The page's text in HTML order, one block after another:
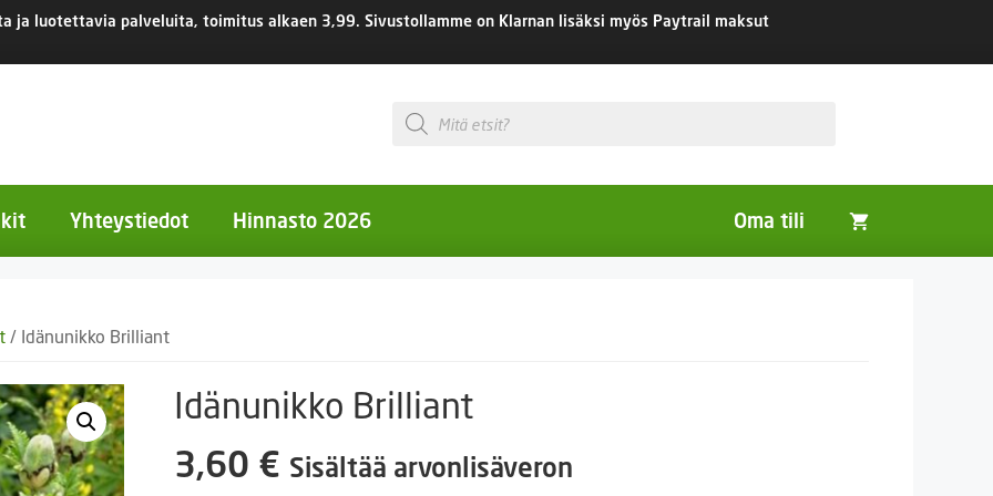
ja luotettavia palveluita, toimitus alkaen 3,99. Sivustollamme on Klarnan lisäksi myös Paytrail maksut
Products
search
kukat
Ruukut
Yhteystiedot Hinnasto 2026 Oma tili
/ Idänunikko Brilliant
Idänunikko Brilliant
3,60 € Sisältää arvonlisäveron